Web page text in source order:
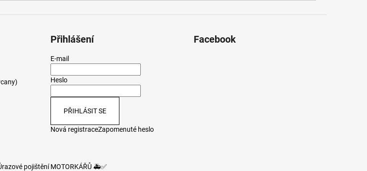
Přihlášení
E-mail
Heslo
PŘIHLÁSIT SE
Nová registraceZapomenuté heslo
Facebook
pojištění MOTORKÁŘŮ 🚑✅